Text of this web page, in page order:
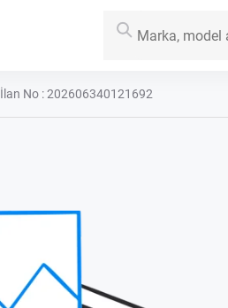
İlan No : 202606340121692